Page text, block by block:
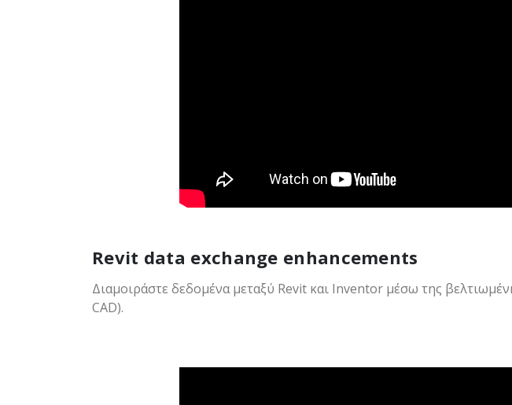
Revit data exchange enhancements
Διαμοιράστε δεδομένα μεταξύ Revit και Inventor μέσω της
CAD).